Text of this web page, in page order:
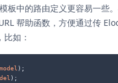
板中的路由定义更容易一些
帮助函数，方便通过传
如：
);
);